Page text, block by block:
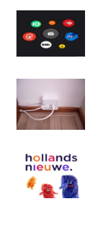
Radio
RadioNL
Roden
televisie
Oranje
Zomertour
Zomertour
live